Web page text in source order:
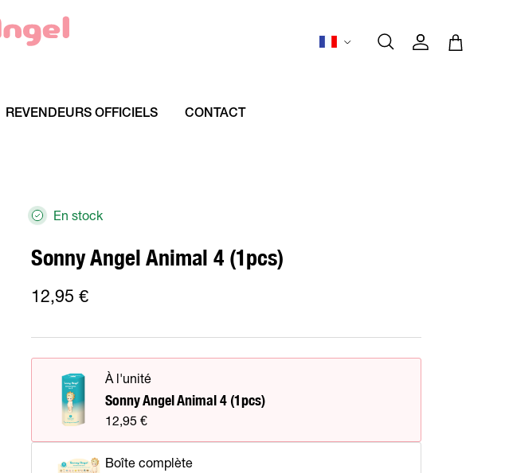
Langue
Compte
Recherche Panier
REVENDEURS OFFICIELS CONTACT
En stock
Sonny Angel Animal 4 (1pcs)
12,95 €
À l'unité
Sonny Angel Animal 4 (1pcs)
12,95 €
Boîte complète